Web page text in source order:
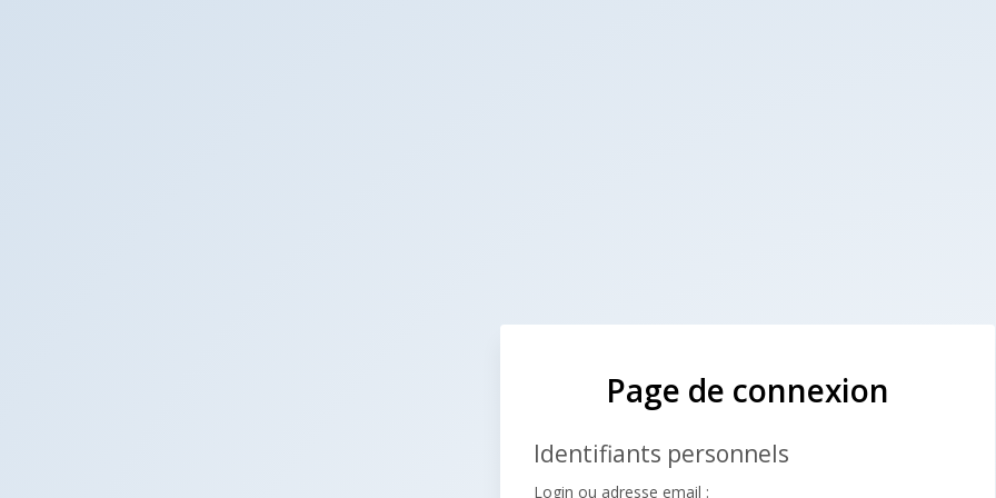
Page de connexion
Identifiants personnels
Login ou adresse email :